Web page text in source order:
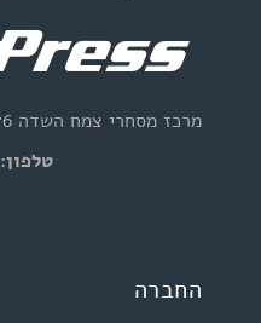
מרכז מסחרי צמח השדה 76 מעלה אדומים
טלפון:
החברה